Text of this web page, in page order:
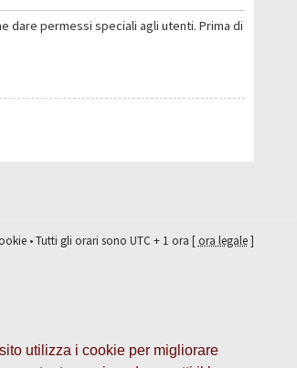
utilizza i cookie per migliorare
dare permessi speciali agli utenti. Prima di
• Tutti gli orari sono UTC + 1 ora [ora legale]